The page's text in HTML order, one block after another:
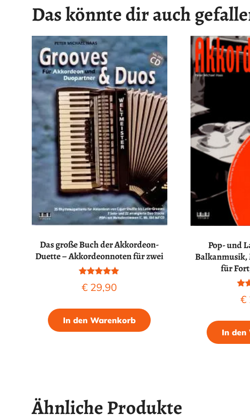
Das könnte dir auch
Das große Buch der Akkordeon-
Duette – Akkordeonnoten für zwei
Bewertet mit
5.00
€ 29,90
In den Warenkorb
Pop- und
Balkanmusik,
für
€
In den
Ähnliche Produkte